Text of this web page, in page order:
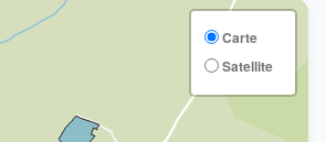
Carte
Satellite